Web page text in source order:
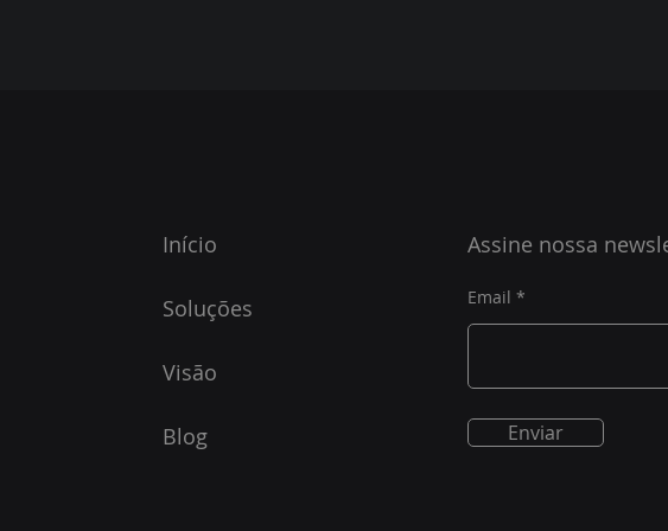
Início
Soluções
Visão
Blog
Assine nossa
Email
Enviar